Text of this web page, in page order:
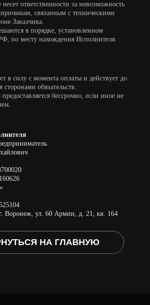
ответственности за невозможность
связанным с техническими
Заказчика.
в порядке, установленном
по месту нахождения Исполнителя.
в силу с момента оплаты и действует до
обязательств.
бессрочно, если иное не
Воронеж, ул. 60 Армии, д. 21, кв. 164
НА ГЛАВНУЮ
проезд, д. 29, корп. 6
MAX